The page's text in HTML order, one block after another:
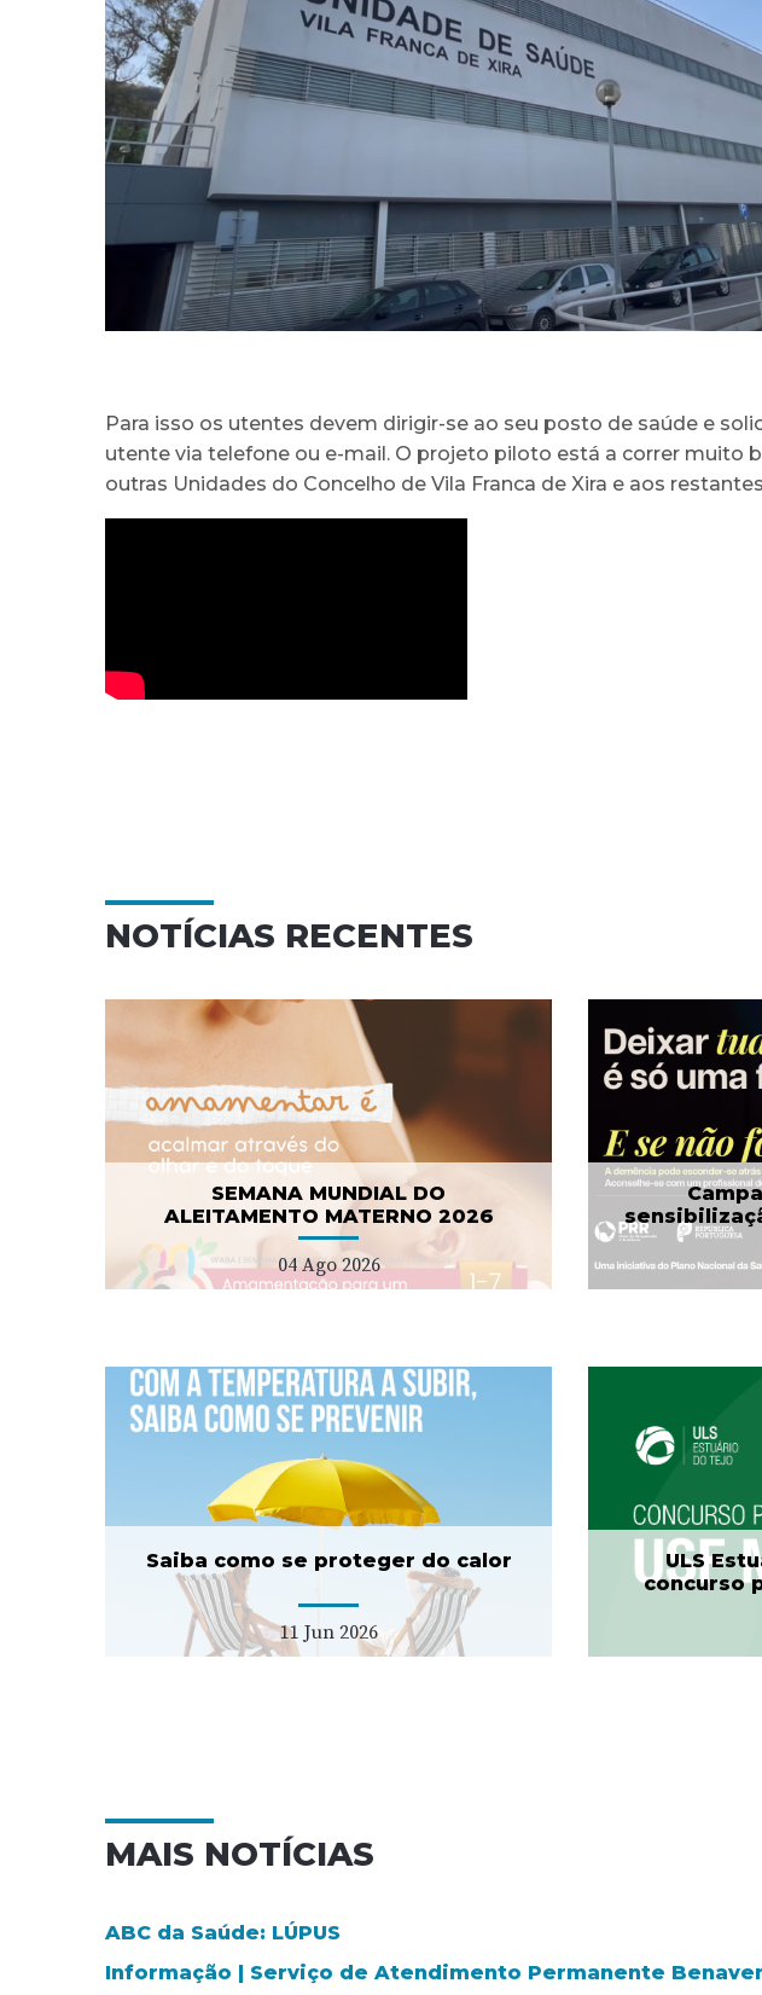
Para isso os utentes devem dirigir-se ao seu posto de saúde e
utente via telefone ou e-mail. O projeto piloto está a correr
outras Unidades do Concelho de Vila Franca de Xira e aos
NOTÍCIAS RECENTES
SEMANA MUNDIAL DO
ALEITAMENTO MATERNO 2026
04 Ago 2026
Campanha nacional de
sensibilização para as
demências
08 Jul 2026
Saiba como se proteger do calor
11 Jun 2026
ULS
concurso
ULS Estuário do Tejo
lança concurso para duas
USF tipo C
11 Fev 2026
MAIS NOTÍCIAS
ABC da Saúde: LÚPUS
Informação | Serviço de Atendimento Permanente